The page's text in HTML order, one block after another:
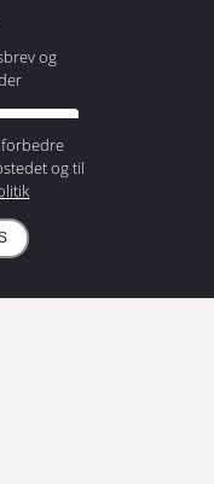
og
forbedre
og til